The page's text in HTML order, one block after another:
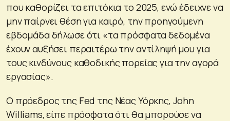
που καθορίζει τα επιτόκια το 2025, ενώ έδειχνε να
μην παίρνει θέση για καιρό, την προηγούμενη
εβδομάδα δήλωσε ότι «τα πρόσφατα δεδομένα
έχουν αυξήσει περαιτέρω την αντίληψή μου για
τους κινδύνους καθοδικής πορείας για την αγορά
εργασίας».
Ο πρόεδρος της Fed της Νέας Υόρκης, John
Williams, είπε πρόσφατα ότι θα μπορούσε να